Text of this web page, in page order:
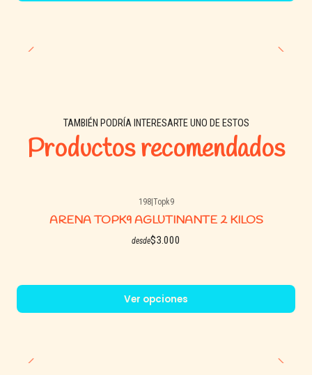
TAMBIÉN PODRÍA INTERESARTE UNO DE ESTOS
Productos recomendados
198| Topk9
ARENA TOPK9 AGLUTINANTE 2 KILOS
desde$3.000
Ver opciones